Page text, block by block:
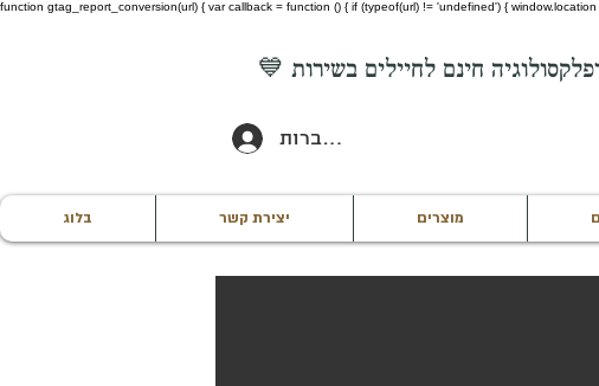
function gtag_report_conversion(url) { var callback = function () { if (typeof(url) != 'undefined') {
להתחברות
מוצרים יצירת קשר בלוג